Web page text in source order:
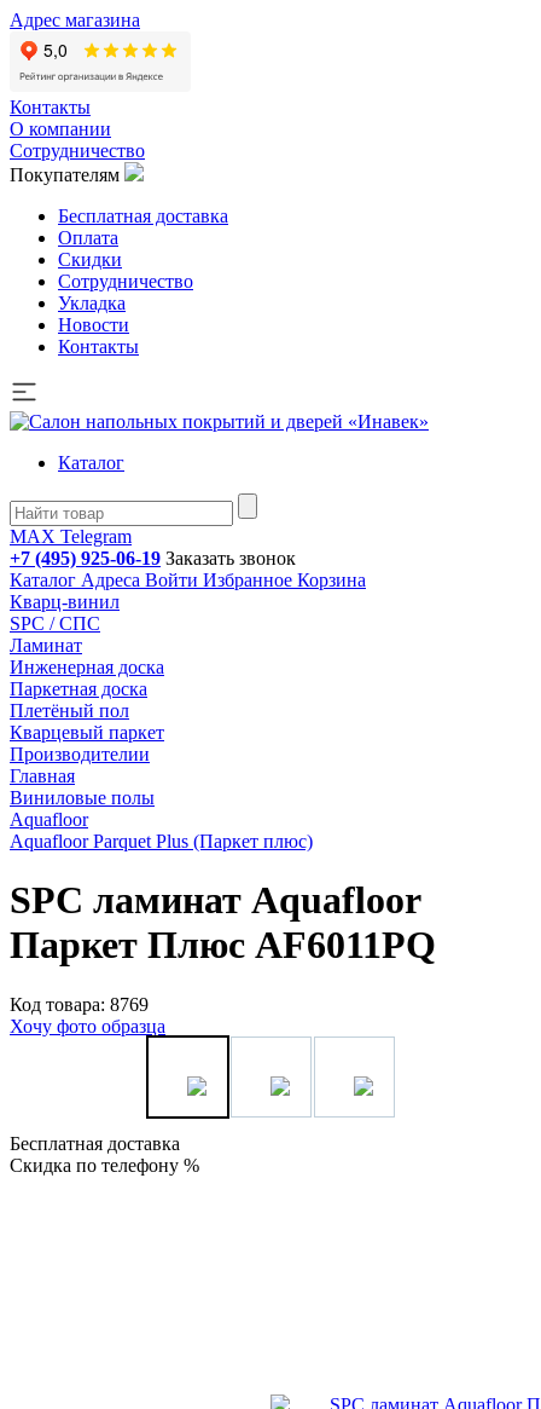
Адрес магазина
Контакты
О компании
Сотрудничество
Покупателям
Бесплатная доставка
Оплата
Скидки
Сотрудничество
Укладка
Новости
Контакты
Каталог
MAX Telegram
+7 (495) 925-06-19 Заказать звонок
Каталог Адреса Войти Избранное Корзина
Кварц-винил
SPC / СПС
Ламинат
Инженерная доска
Паркетная доска
Плетёный пол
Кварцевый паркет
Производителии
Главная
Виниловые полы
Aquafloor
Aquafloor Parquet Plus (Паркет плюс)
SPC ламинат Aquafloor
Паркет Плюс AF6011PQ
Код товара: 8769
Хочу фото образца
Бесплатная доставка
Скидка по телефону %